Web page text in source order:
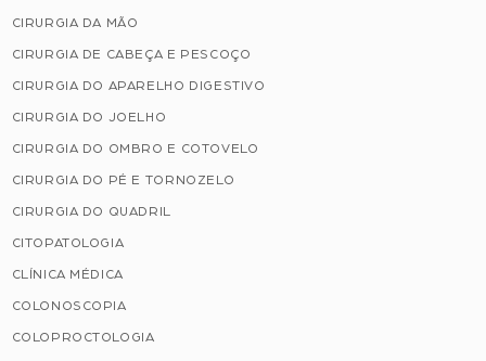
CIRURGIA DA MÃO
CIRURGIA DE CABEÇA E PESCOÇO
CIRURGIA DO APARELHO DIGESTIVO
CIRURGIA DO JOELHO
CIRURGIA DO OMBRO E COTOVELO
CIRURGIA DO PÉ E TORNOZELO
CIRURGIA DO QUADRIL
CITOPATOLOGIA
CLÍNICA MÉDICA
COLONOSCOPIA
COLOPROCTOLOGIA